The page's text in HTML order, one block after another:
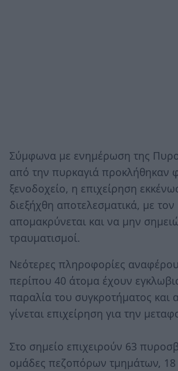
Σύμφωνα με ενημέρωση της
από την πυρκαγιά προκλήθηκαν
ξενοδοχείο, η επιχείρηση
διεξήχθη αποτελεσματικά, με
απομακρύνεται και να μην
τραυματισμοί.
Νεότερες πληροφορίες
περίπου 40 άτομα έχουν
παραλία του συγκροτήματος και
γίνεται επιχείρηση για την
Στο σημείο επιχειρούν 63
ομάδες πεζοπόρων τμημάτων, 18